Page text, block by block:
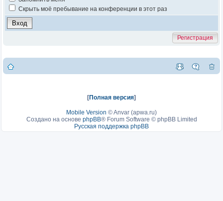
Скрыть моё пребывание на конференции в этот раз
Регистрация
[Полная версия]
Mobile Version ©Anvar (apwa.ru)
Создано на основе phpBB® Forum Software © phpBB Limited
Русская поддержка phpBB